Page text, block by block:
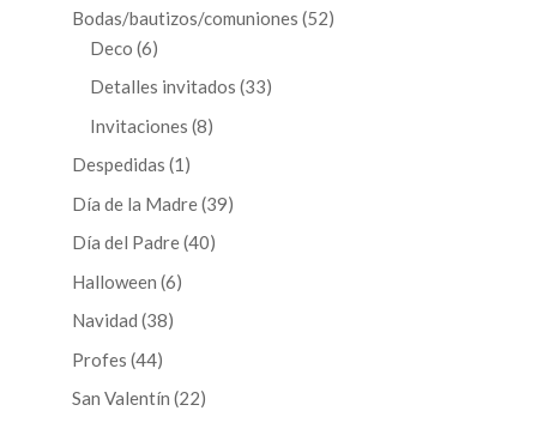
productos
Bodas/bautizos/comuniones 5252
Deco 66
productos
Detalles invitados 3333
Invitaciones 88
Despedidas 1 1
producto
Día de la Madre 3939
Día del Padre 4040
Halloween 66
Navidad 3838
Profes 4444
productos
San Valentín 2222